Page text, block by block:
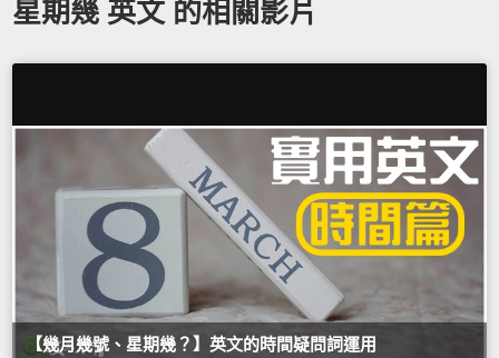
星期幾 英文 的相關影片
【幾月幾號、星期幾？】英文的時間疑問詞運用